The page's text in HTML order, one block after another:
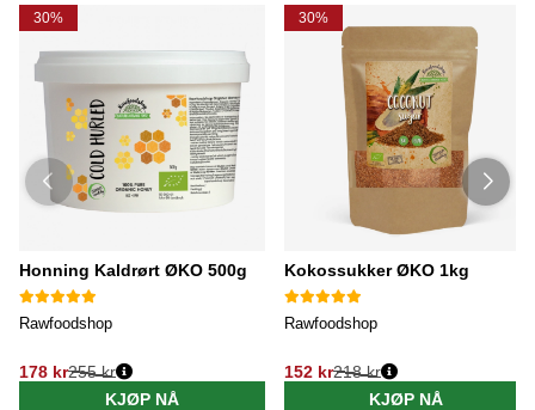
30%
Honning Kaldrørt ØKO 500g
Rawfoodshop
178 kr255 kr
KJØP NÅ
30%
Kokossukker ØKO 1kg
Rawfoodshop
152 kr218 kr
KJØP NÅ